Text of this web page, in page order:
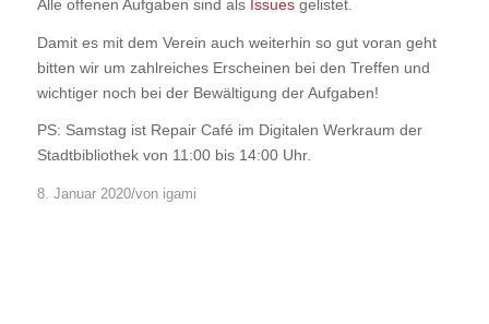
Alle offenen Aufgaben sind als Issuesgelistet.
Damit es mit dem Verein auch weiterhin so gut voran geht
bitten wir um zahlreiches Erscheinen bei den Treffen und
wichtiger noch bei der Bewältigung der Aufgaben!
PS: Samstag ist Repair Café im Digitalen Werkraum der
Stadtbibliothek von 11:00 bis 14:00 Uhr.
8. Januar 2020/von igami